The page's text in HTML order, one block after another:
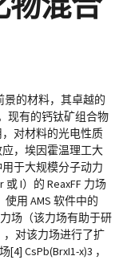
的材料，其卓越的
现有的钙钛矿组合物
对材料的光电性质
，埃因霍温理工大
于大规模分子动力
I）的 ReaxFF 力场
用 AMS 软件中的
场（该力场有助于研
对该力场进行了扩
CsPb(BrxI1-x)3 ，